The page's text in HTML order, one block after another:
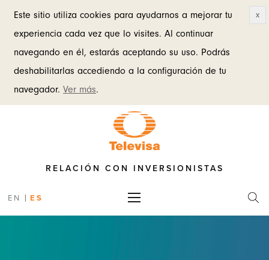
Este sitio utiliza cookies para ayudarnos a mejorar tu
experiencia cada vez que lo visites. Al continuar
navegando en él, estarás aceptando su uso. Podrás
deshabilitarlas accediendo a la configuración de tu
navegador. Ver más.
x
RELACIÓN CON INVERSIONISTAS
EN | ES